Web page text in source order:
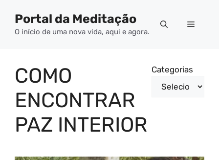
paraPortal da Meditação
O início de uma nova vida, aqui e agora.
Menu
COMO
ENCONTRAR
PAZ INTERIOR
Categorias